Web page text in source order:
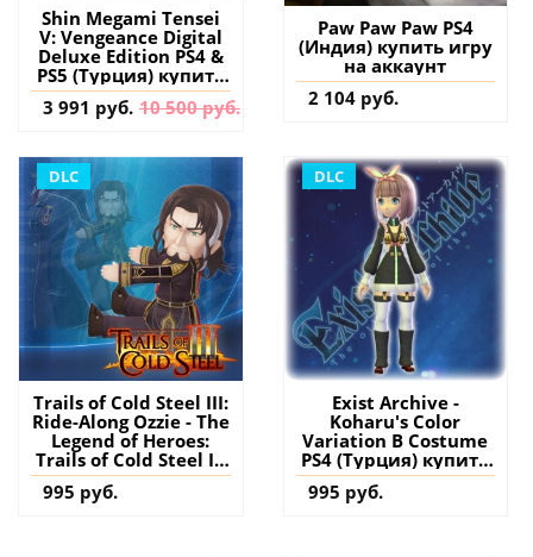
Shin Megami Tensei
V: Vengeance Digital
Deluxe Edition PS4 &
PS5 (Турция) купить
игру на аккаунт
3 991 руб. 10 500 руб.
Paw Paw Paw PS4
(Индия) купить игру
на аккаунт
2 104 руб.
DLC
Trails of Cold Steel III:
Ride-Along Ozzie - The
Legend of Heroes:
Trails of Cold Steel III
PS4 (Турция) купить
дополнение на
995 руб.
DLC
Exist Archive -
Koharu's Color
Variation B Costume
PS4 (Турция) купить
дополнение на
аккаунт
995 руб.